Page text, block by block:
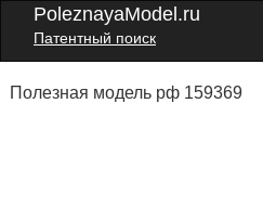
PoleznayaModel.ru
Патентный поиск
Полезная модель рф 159369